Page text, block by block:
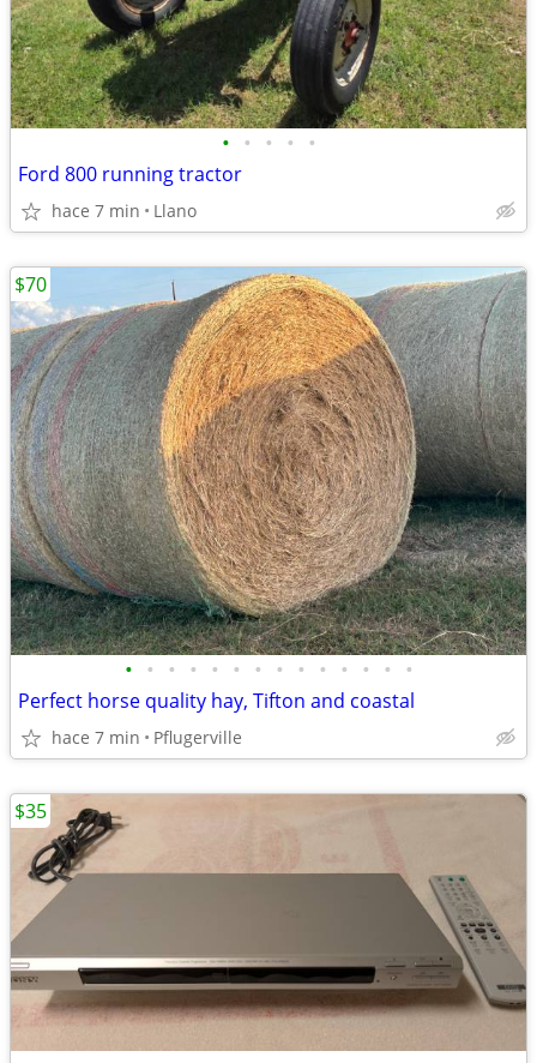
• • • • •
Ford 800 running tractor
hace 7 min Llano
• • • • • • • • • • • • • •
Perfect horse quality hay, Tifton and coastal
hace 7 min Pflugerville
$70
$35